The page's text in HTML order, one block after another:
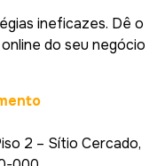
ineficazes. Dê o
do seu negócio
2 – Sítio Cercado,